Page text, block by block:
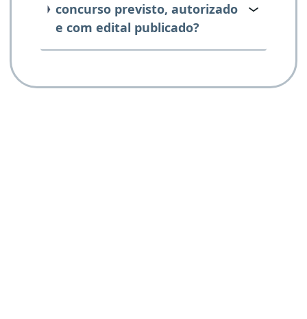
concurso previsto, autorizado
e com edital publicado?